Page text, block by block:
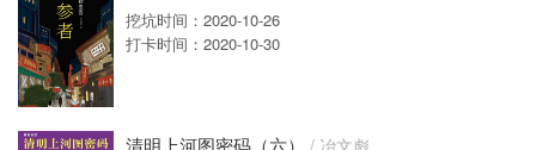
挖坑时间：2020-10-26
打卡时间：2020-10-30
清明上河图密码（六） / 冶文彪